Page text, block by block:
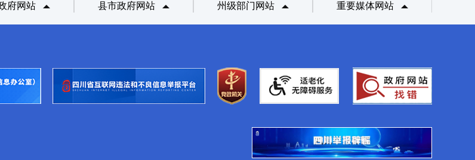
府网站 县市政府网站 州级部门网站 重要媒体网站